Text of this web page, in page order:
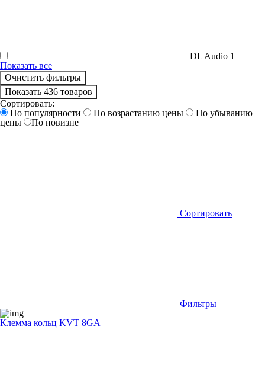
DL Audio 1
Показать все
Очистить фильтры
Показать 436 товаров
Сортировать:
По популярности
По возрастанию цены
По убыванию
цены
По новизне
Сортировать
Фильтры
Клемма кольц KVT 8GA